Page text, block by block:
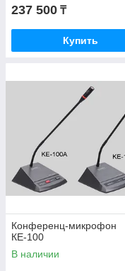
237 500 ₸
Купить
Конференц-микрофон
КЕ-100
В наличии